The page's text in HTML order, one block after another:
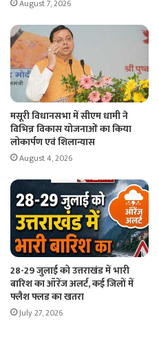
August 7, 2026
मसूरी विधानसभा में सीएम धामी ने
विभिन्न विकास योजनाओं का किया
लोकार्पण एवं शिलान्यास
August 4, 2026
28-29 जुलाई को उत्तराखंड में भारी
बारिश का ऑरेंज अलर्ट, कई जिलों में
फ्लैश फ्लड का खतरा
July 27, 2026